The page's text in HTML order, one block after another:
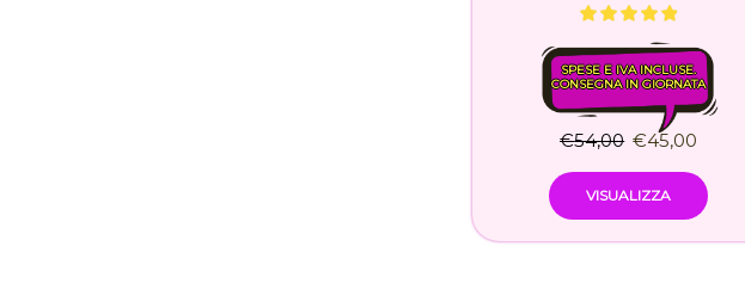
SPESE E IVA INCLUSE.
CONSEGNA IN GIORNATA
€54,00 €45,00
VISUALIZZA